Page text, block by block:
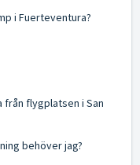
i Fuerteventura?
från flygplatsen i San
behöver jag?